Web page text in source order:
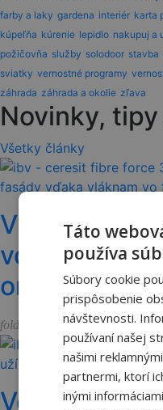
farby a laky gardena interiér karta
kúpeľňa kúrenie lepidlo nakupuj a
požičovňa služby solodoor stavba
sviatky vernostné programy
záhrada záhrada a okolie zľava
Novinky,
Všetky články
Vyššia
vďaka
omietkach
folder_open Akcie a novinky
Vernostný
Táto
používa
Súbory cookie
prispôsobenie
návštevnosti.
používaní našej
našimi
partnermi, ktorí
inými